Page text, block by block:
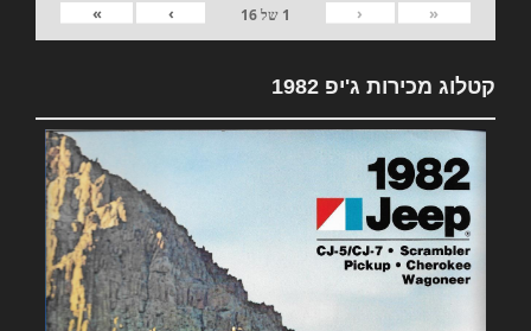
«
‹
1 של16
›
»
קטלוג מכירות ג'יפ 1982